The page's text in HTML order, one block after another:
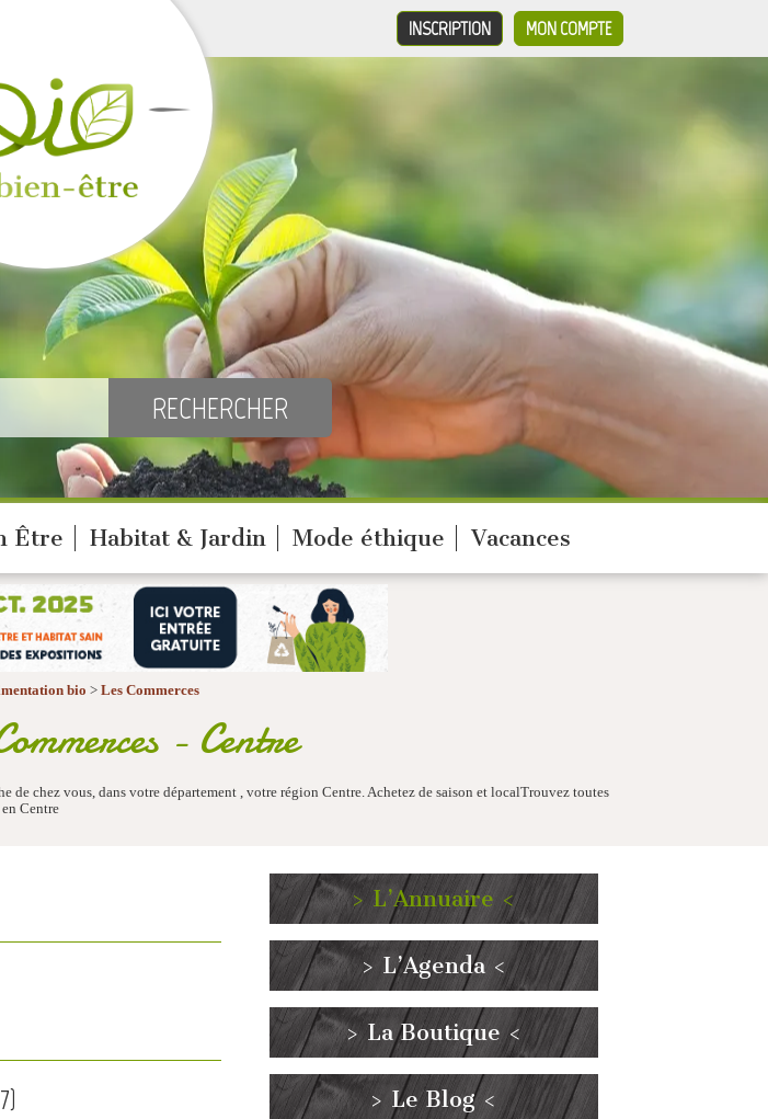
MON COMPTE
INSCRIPTION
Être Habitat & Jardin Mode éthique Vacances
bio > Les Commerces
- Centre
chez vous, dans votre département , votre région Centre. Achetez de saison et localTrouvez toutes
Centre
)
> L’Annuaire <
> L’Agenda <
> La Boutique <
> Le Blog <